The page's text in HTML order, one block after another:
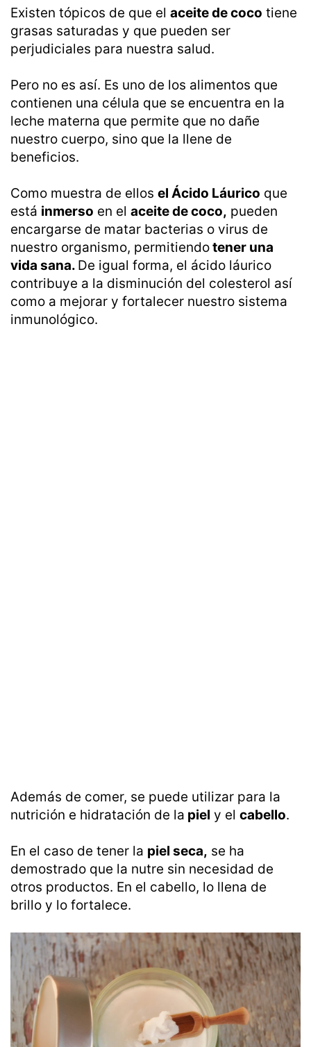
Existen tópicos de que el aceite de coco tiene
grasas saturadas y que pueden ser
perjudiciales para nuestra salud.
Pero no es así. Es uno de los alimentos que
contienen una célula que se encuentra en la
leche materna que permite que no dañe
nuestro cuerpo, sino que la llene de
beneficios.
Como muestra de ellos el Ácido Láurico que
está inmerso en el aceite de coco, pueden
encargarse de matar bacterias o virus de
nuestro organismo, permitiendotener una
vida sana. De igual forma, el ácido láurico
contribuye a la disminución del colesterol así
como a mejorar y fortalecer nuestro sistema
inmunológico.
Además de comer, se puede utilizar para la
nutrición e hidratación de la piel y el cabello.
En el caso de tener la piel seca, se ha
demostrado que la nutre sin necesidad de
otros productos. En el cabello, lo llena de
brillo y lo fortalece.